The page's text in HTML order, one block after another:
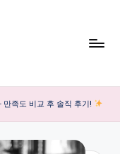
만족도 비교 후 솔직 후기!